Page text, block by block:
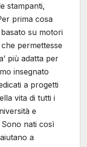
stampanti,
prima cosa
su motori
permettesse
più adatta per
insegnato
a progetti
vita di tutti i
e
Sono nati così
a